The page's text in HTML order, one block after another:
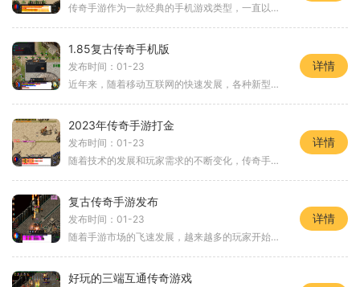
传奇手游作为一款经典的手机游戏类型，一直以来都备受玩家的喜爱。而在众多变态传奇手游中，有一款被广大玩家誉为最好玩的游戏，它不仅拥有精美的画面和华丽的特效，更重要的
1.85复古传奇手机版
发布时间：01-23
近年来，随着移动互联网的快速发展，各种新型游戏层出不穷。在这些新潮的游戏中，总有一些经典的游戏不曾被遗忘，其中就包括了传奇游戏。传奇游戏凭借其独特的玩法和丰富的内
详情
2023年传奇手游打金
发布时间：01-23
随着技术的发展和玩家需求的不断变化，传奇手游在可预见的未来将会迎来一场全新的突破和变革。作为一款备受期待的2023年传奇手游，打金将成为游戏中一个重要的玩法，为广大玩家
详情
复古传奇手游发布
发布时间：01-23
随着手游市场的飞速发展，越来越多的玩家开始寻找一种能够回味经典的游戏体验。复古传奇手游的发布无疑是满足这一需求的最佳选择。它将经典的传奇游戏搬到了手机上，让玩家重
详情
好玩的三端互通传奇游戏